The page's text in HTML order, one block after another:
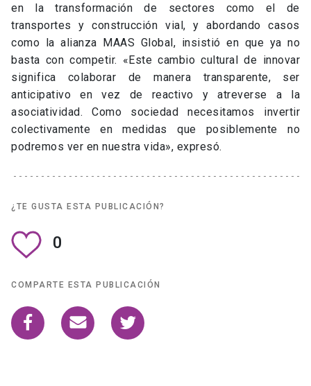
en la transformación de sectores como el de
transportes y construcción vial, y abordando casos
como la alianza MAAS Global, insistió en que ya no
basta con competir. «Este cambio cultural de innovar
significa colaborar de manera transparente, ser
anticipativo en vez de reactivo y atreverse a la
asociatividad. Como sociedad necesitamos invertir
colectivamente en medidas que posiblemente no
podremos ver en nuestra vida», expresó.
¿TE GUSTA ESTA PUBLICACIÓN?
0
COMPARTE ESTA PUBLICACIÓN